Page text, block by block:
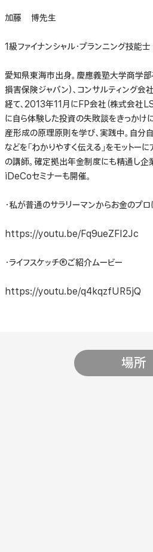
加藤 博先生
1級ファイナンシャル・プランニング技能
愛知県東海市出身。慶應義塾大学商学
損害保険ジャパン）、コンサルティング会
経て、2013年11月にFP会社（株式会社
に自ら体験した投資の失敗談をきっかけ
産形成の原理原則を学び、実践中。自分
などを「わかりやすく伝える」をモットー
の講師。確定拠出年金制度にも精通し
iDeCoセミナーも開催。​
・私が普通のサラリーマンからお金のプ
https://youtu.be/Fq9ueZFI2Jc ​
​・ライフスケッチⓇご紹介ムービー​
https://youtu.be/q4kqzfUR5jQ
場所